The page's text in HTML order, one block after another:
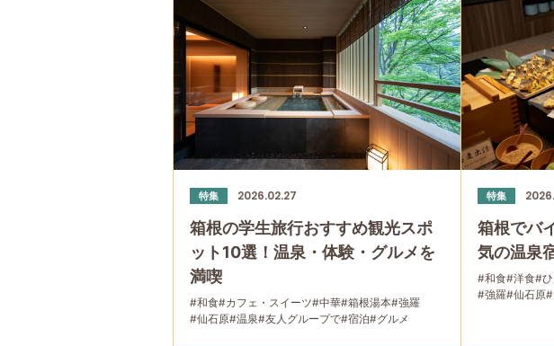
特集 2026.02.27
箱根の学生旅行おすすめ観光スポ
ット10選！温泉・体験・グルメを
満喫
#和食#カフェ・スイーツ#中華#箱根湯本#強羅
#仙石原#温泉#友人グループで#宿泊#グルメ
特集
箱根でバ
気の温泉
#和食#洋食#
#強羅#仙石原